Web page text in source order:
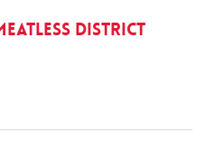
District